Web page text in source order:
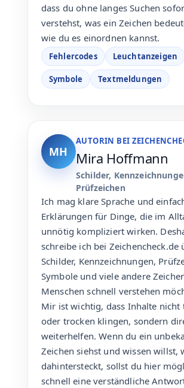
dass du ohne langes Suchen
verstehst, was ein Zeichen
wie du es einordnen kannst.
Fehlercodes Leuchtanzeigen
Symbole Textmeldungen
MH
AUTORIN BEI
Mira Hoffmann
Schilder,
Prüfzeichen
Ich mag klare Sprache und
Erklärungen für Dinge, die im
unnötig kompliziert wirken.
schreibe ich bei Zeichencheck.de
Schilder, Kennzeichnungen,
Symbole und viele andere
Menschen schnell verstehen
Mir ist wichtig, dass Inhalte nicht
oder trocken klingen, sondern
weiterhelfen. Wenn du ein
Zeichen siehst und wissen willst,
dahintersteckt, sollst du hier
schnell eine verständliche